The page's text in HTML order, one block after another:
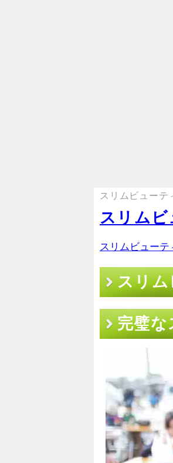
スリムビューテ
スリムビ
スリムビューテ
スリム
完璧な